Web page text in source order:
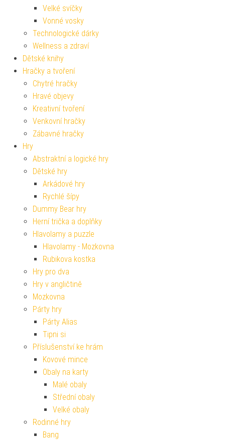
Velké svíčky
Vonné vosky
Technologické dárky
Wellness a zdraví
Dětské knihy
Hračky a tvoření
Chytré hračky
Hravé objevy
Kreativní tvoření
Venkovní hračky
Zábavné hračky
Hry
Abstraktní a logické hry
Dětské hry
Arkádové hry
Rychlé šípy
Dummy Bear hry
Herní trička a doplňky
Hlavolamy a puzzle
Hlavolamy - Mozkovna
Rubikova kostka
Hry pro dva
Hry v angličtině
Mozkovna
Párty hry
Párty Alias
Tipni si
Příslušenství ke hrám
Kovové mince
Obaly na karty
Malé obaly
Střední obaly
Velké obaly
Rodinné hry
Bang